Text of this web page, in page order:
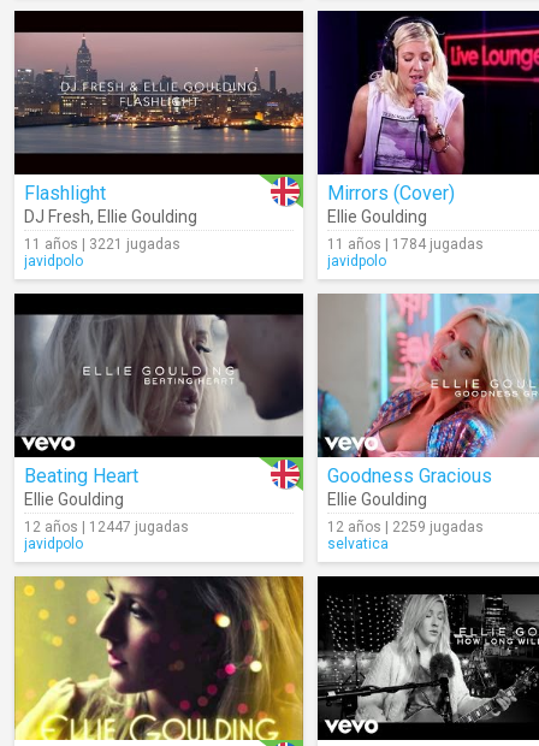
Flashlight
DJ Fresh, Ellie Goulding
11 años | 3221 jugadas
javidpolo
Mirrors (Cover)
Ellie Goulding
11 años | 1784 jugadas
javidpolo
Beating Heart
Ellie Goulding
12 años | 12447 jugadas
javidpolo
Goodness Gracious
Ellie Goulding
12 años | 2259 jugadas
selvatica